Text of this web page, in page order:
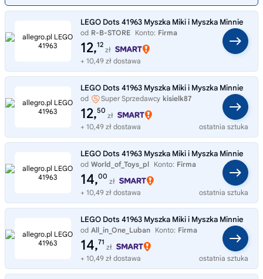
LEGO Dots 41963 Myszka Miki i Myszka Minnie
od R-B-STORE Konto: Firma
12,12
zł
+ 10,49 zł dostawa
LEGO Dots 41963 Myszka Miki i Myszka Minnie
od Super Sprzedawcy kisielk87
12,50
zł
+ 10,49 zł dostawa
ostatnia sztuka
LEGO Dots 41963 Myszka Miki i Myszka Minnie
od World_of_Toys_pl Konto: Firma
14,00
zł
+ 10,49 zł dostawa
ostatnia sztuka
LEGO Dots 41963 Myszka Miki i Myszka Minnie
od All_in_One_Luban Konto: Firma
14,71
zł
+ 10,49 zł dostawa
ostatnia sztuka